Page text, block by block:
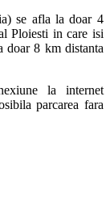
se afla la doar 4
Ploiesti in care isi
doar 8 km distanta
la internet
parcarea fara